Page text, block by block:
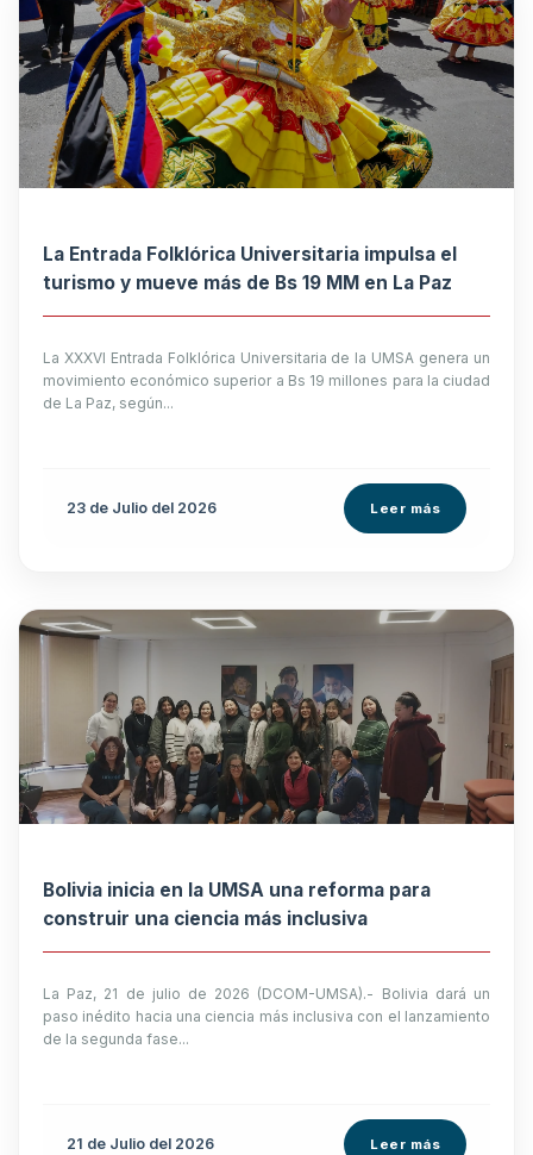
La Entrada Folklórica Universitaria impulsa el
turismo y mueve más de Bs 19 MM en La Paz
La XXXVI Entrada Folklórica Universitaria de la UMSA genera un
movimiento económico superior a Bs 19 millones para la ciudad
de La Paz, según...
23 de Julio del 2026 Leer más
Bolivia inicia en la UMSA una reforma para
construir una ciencia más inclusiva
La Paz, 21 de julio de 2026 (DCOM-UMSA).- Bolivia dará un
paso inédito hacia una ciencia más inclusiva con el lanzamiento
de la segunda fase...
21 de Julio del 2026 Leer más